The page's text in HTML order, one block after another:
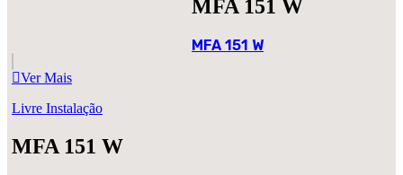
MFA 151 W
MFA 151 W
Ver Mais
Livre Instalação
MFA 151 W